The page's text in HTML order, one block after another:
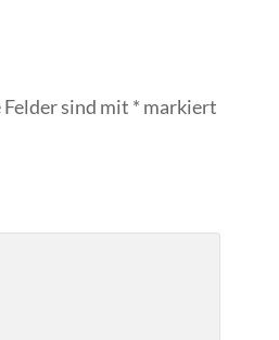
sind mit * markiert